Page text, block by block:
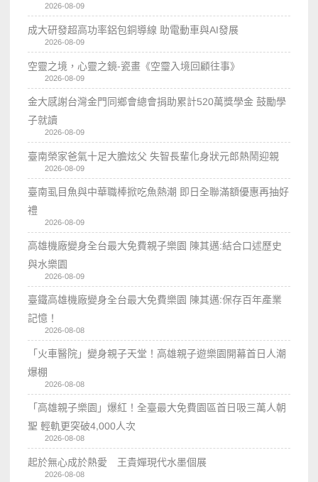
2026-08-09
成大研發超高功率鋁包銅導線 助電動車與AI發展
2026-08-09
空靈之境，心靈之鏡-瓷畫《空𩆜入境回顧往事》
2026-08-09
金大感謝台灣金門同鄉會總會捐助累計520萬獎學金 鼓勵學
子就讀
2026-08-09
臺南榮家爸氣十足大膽炫父 失智長輩化身狀元郎熱鬧迎親
2026-08-09
臺南虱目魚與中華職棒掀吃魚熱潮 即日全聯滿額優惠再抽好
禮
2026-08-09
高雄機廠變身全台最大免費親子樂園 陳其邁:結合口述歷史
與水樂園
2026-08-09
臺鐵高雄機廠變身全台最大免費樂園 陳其邁:保存百年產業
記憶！
2026-08-08
「火車醫院」變身親子天堂！高雄親子遊樂園開幕首日人潮
爆棚
2026-08-08
「高雄親子樂園」爆紅！全臺最大免費園區首日吸三萬人朝
聖 輕軌更突破4,000人次
2026-08-08
起於無心成於熱愛 王貴嬋現代水墨個展
2026-08-08